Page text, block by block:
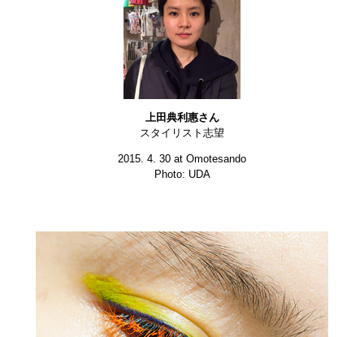
上田典利惠さん
スタイリスト志望
2015. 4. 30 at Omotesando
Photo: UDA